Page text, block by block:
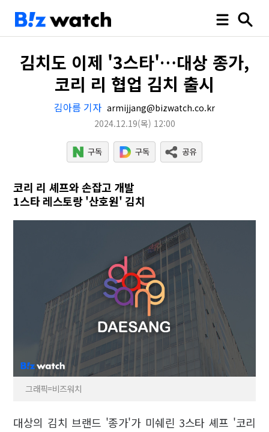
김치도 이제 '3스타'…대상 종가,
코리 리 협업 김치 출시
김아름 기자 armijjang@bizwatch.co.kr
2024.12.19(목) 12:00
코리 리 셰프와 손잡고 개발
1스타 레스토랑 '산호원' 김치
그래픽=비즈워치
대상의 김치 브랜드 '종가'가 미쉐린 3스타 셰프 '코리